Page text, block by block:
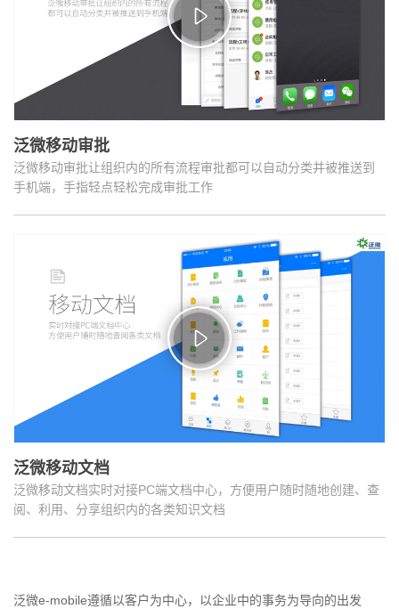
泛微移动审批
泛微移动审批让组织内的所有流程审批都可以自动分类并被推送到
手机端，手指轻点轻松完成审批工作
泛微移动文档
泛微移动文档实时对接PC端文档中心，方便用户随时随地创建、查
阅、利用、分享组织内的各类知识文档
泛微e-mobile遵循以客户为中心，以企业中的事务为导向的出发